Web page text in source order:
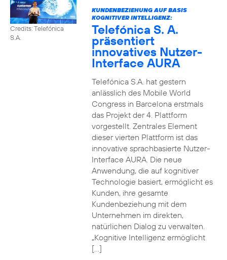
Credits: Telefónica
S.A.
KUNDENBEZIEHUNG AUF BASIS
KOGNITIVER INTELLIGENZ:
Telefónica S. A.
präsentiert
innovatives Nutzer-
Interface AURA
Telefónica S.A. hat gestern
anlässlich des Mobile World
Congress in Barcelona erstmals
das Projekt der 4. Plattform
vorgestellt. Zentrales Element
dieser vierten Plattform ist das
innovative sprachbasierte Nutzer-
Interface AURA. Die neue
Anwendung, die auf kognitiver
Technologie basiert, ermöglicht es
Kunden, ihre gesamte
Kundenbeziehung mit dem
Unternehmen im direkten,
natürlichen Dialog zu verwalten.
„Kognitive Intelligenz ermöglicht
[…]